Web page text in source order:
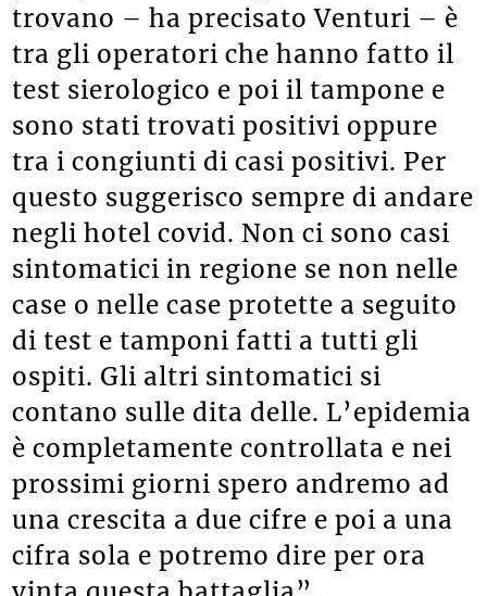
trovano – ha precisato Venturi – è
tra gli operatori che hanno fatto il
test sierologico e poi il tampone e
sono stati trovati positivi oppure
tra i congiunti di casi positivi. Per
questo suggerisco sempre di andare
negli hotel covid. Non ci sono casi
sintomatici in regione se non nelle
case o nelle case protette a seguito
di test e tamponi fatti a tutti gli
ospiti. Gli altri sintomatici si
contano sulle dita delle. L’epidemia
è completamente controllata e nei
prossimi giorni spero andremo ad
una crescita a due cifre e poi a una
cifra sola e potremo dire per ora